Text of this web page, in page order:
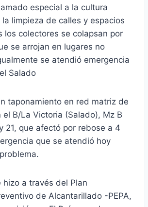
especial a la cultura
limpieza de calles y espacios
los colectores se colapsan por
se arrojan en lugares no
se atendió emergencia
Salado
taponamiento en red matriz de
el B/La Victoria (Salado), Mz B
21, que afectó por rebose a 4
que se atendió hoy
hizo a través del Plan
de Alcantarillado -PEPA,